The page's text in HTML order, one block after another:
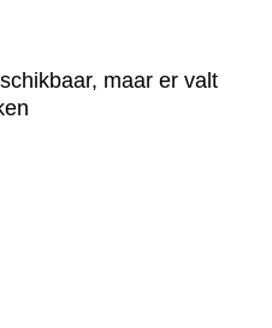
maar er valt